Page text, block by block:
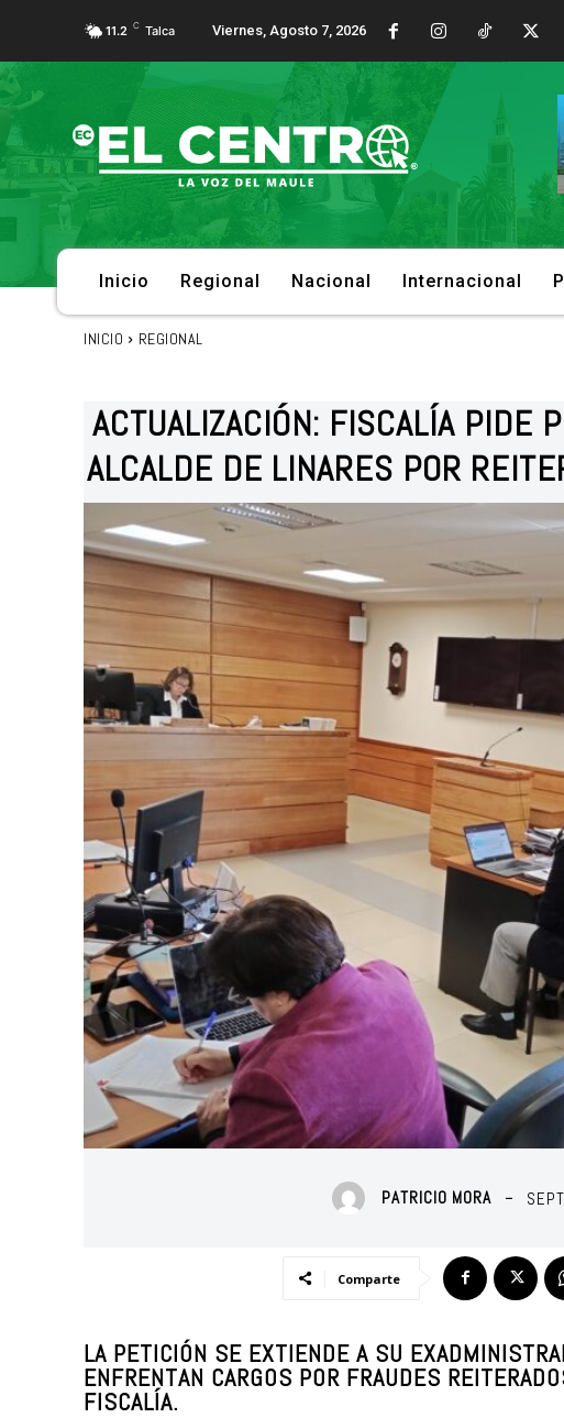
11.2 C Talca Viernes, Agosto 7, 2026
Inicio Regional Nacional Internacional
INICIO REGIONAL
ACTUALIZACIÓN: FISCALÍA PIDE
ALCALDE DE LINARES POR
PATRICIO MORA
Comparte
LA PETICIÓN SE EXTIENDE A SU
ENFRENTAN CARGOS POR FRAUDES
FISCALÍA.